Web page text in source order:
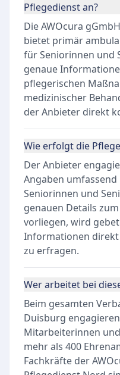
Pflegedienst an?
Die AWOcura
bietet primär
für Seniorinnen und
genaue
pflegerischen
medizinischer
der Anbieter direkt
Wie erfolgt die
Der Anbieter
Angaben
Seniorinnen und
genauen Details
vorliegen, wird
Informationen
zu erfragen.
Wer arbeitet bei
Beim gesamten
Duisburg
Mitarbeiterinnen
mehr als 400
Fachkräfte der